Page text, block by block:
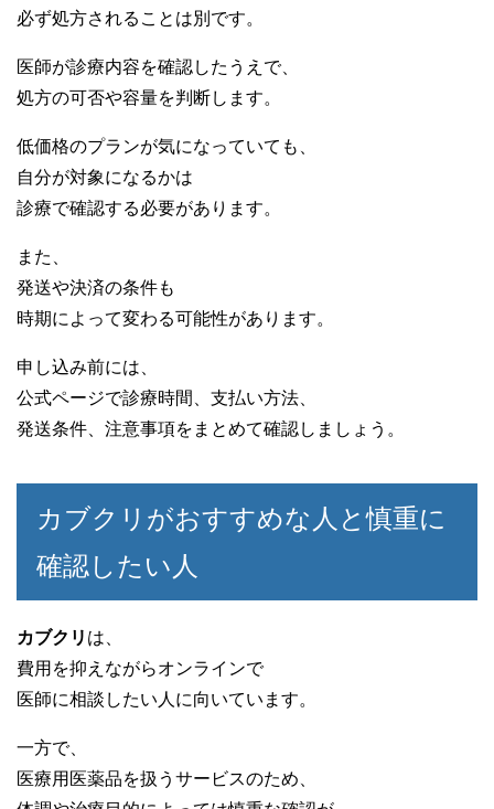
必ず処方されることは別です。
医師が診療内容を確認したうえで、
処方の可否や容量を判断します。
低価格のプランが気になっていても、
自分が対象になるかは
診療で確認する必要があります。
また、
発送や決済の条件も
時期によって変わる可能性があります。
申し込み前には、
公式ページで診療時間、支払い方法、
発送条件、注意事項をまとめて確認しましょう。
カブクリがおすすめな人と慎重に
確認したい人
カブクリ は、
費用を抑えながらオンラインで
医師に相談したい人に向いています。
一方で、
医療用医薬品を扱うサービスのため、